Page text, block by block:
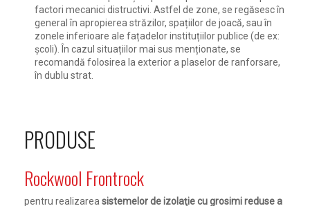
factori mecanici distructivi. Astfel de zone, se regăsesc în
general în apropierea străzilor, spațiilor de joacă, sau în
zonele inferioare ale fațadelor instituțiilor publice (de ex:
școli). În cazul situațiilor mai sus menționate, se
recomandă folosirea la exterior a plaselor de ranforsare,
în dublu strat.
PRODUSE
Rockwool Frontrock
pentru realizarea sistemelor de izolaţie cu grosimi reduse a